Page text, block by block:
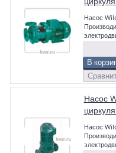
Насос
В
Насос
Насос